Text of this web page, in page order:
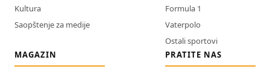
Kultura
Saopštenje za medije
Formula 1
Vaterpolo
Ostali sportovi
MAGAZIN
PRATITE NAS